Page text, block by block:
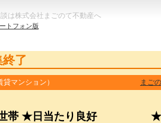
は株式会社まごのて不動産へ
トフォン版
了
1丁目（賃貸マンション） まご
世帯 ★日当たり良好 ★ﾌｧ